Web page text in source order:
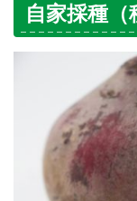
自家採種（